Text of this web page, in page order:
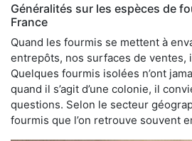
Généralités sur les espèces de
France
Quand les fourmis se mettent à
entrepôts, nos surfaces de ventes,
Quelques fourmis isolées n’ont
quand il s’agit d’une colonie, il
questions. Selon le secteur
fourmis que l’on retrouve souvent